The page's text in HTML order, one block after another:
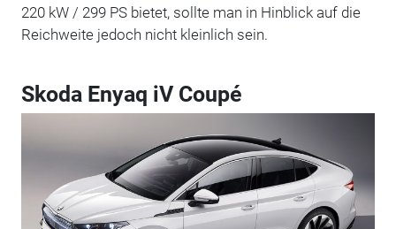
220 kW / 299 PS bietet, sollte man in Hinblick auf die
Reichweite jedoch nicht kleinlich sein.
Skoda Enyaq iV Coupé